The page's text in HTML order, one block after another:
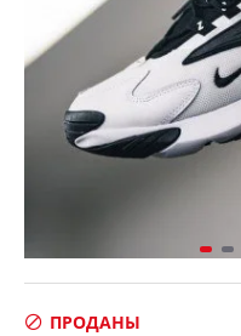
ПРОДАНЫ